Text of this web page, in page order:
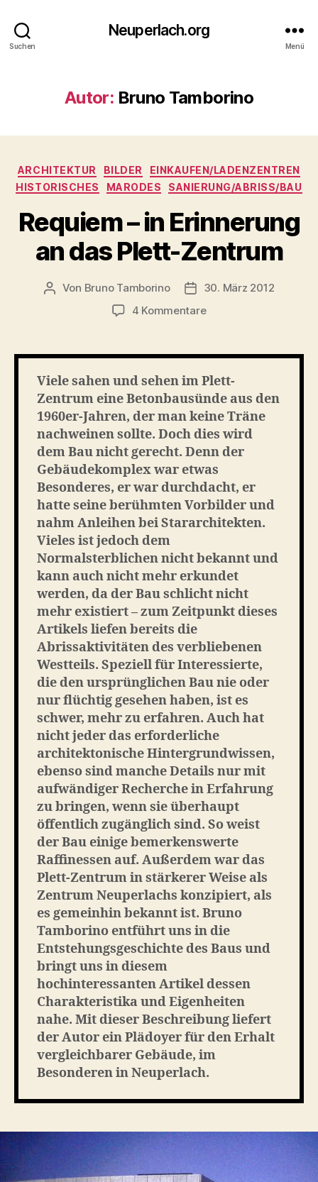
Suchen
Neuperlach.org
Menü
Autor: Bruno Tamborino
Kategorien
ARCHITEKTUR BILDER
EINKAUFEN/LADENZENTREN
HISTORISCHES
MARODES SANIERUNG/ABRISS/BAU
Requiem – in Erinnerung
an das Plett-Zentrum
Beitragsautor
Von Bruno Tamborino Veröffentlichungsdatum
30. März 2012
4 Kommentarezu
in
Erinnerung
an
das
Plett-
Zentrum
Viele sahen und sehen im Plett-
Zentrum eine Betonbausünde aus den
1960er-Jahren, der man keine Träne
nachweinen sollte. Doch dies wird
dem Bau nicht gerecht. Denn der
Gebäudekomplex war etwas
Besonderes, er war durchdacht, er
hatte seine berühmten Vorbilder und
nahm Anleihen bei Stararchitekten.
Vieles ist jedoch dem
Normalsterblichen nicht bekannt und
kann auch nicht mehr erkundet
werden, da der Bau schlicht nicht
mehr existiert – zum Zeitpunkt dieses
Artikels liefen bereits die
Abrissaktivitäten des verbliebenen
Westteils. Speziell für Interessierte,
die den ursprünglichen Bau nie oder
nur flüchtig gesehen haben, ist es
schwer, mehr zu erfahren. Auch hat
nicht jeder das erforderliche
architektonische Hintergrundwissen,
ebenso sind manche Details nur mit
aufwändiger Recherche in Erfahrung
zu bringen, wenn sie überhaupt
öffentlich zugänglich sind. So weist
der Bau einige bemerkenswerte
Raffinessen auf. Außerdem war das
Plett-Zentrum in stärkerer Weise als
Zentrum Neuperlachs konzipiert, als
es gemeinhin bekannt ist. Bruno
Tamborino entführt uns in die
Entstehungsgeschichte des Baus und
bringt uns in diesem
hochinteressanten Artikel dessen
Charakteristika und Eigenheiten
nahe. Mit dieser Beschreibung liefert
der Autor ein Plädoyer für den Erhalt
vergleichbarer Gebäude, im
Besonderen in Neuperlach.